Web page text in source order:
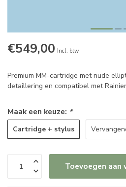
€549,00 Incl. btw
Premium MM-cartridge met nude
detaillering en compatibel met
Maak een keuze: *
Cartridge + stylus
Toevoegen aan